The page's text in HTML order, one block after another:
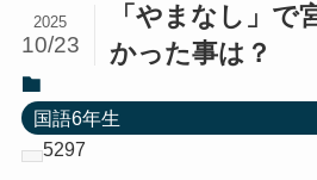
「やまなし」で
かった事は？
2025
10/23
国語6年生
5297